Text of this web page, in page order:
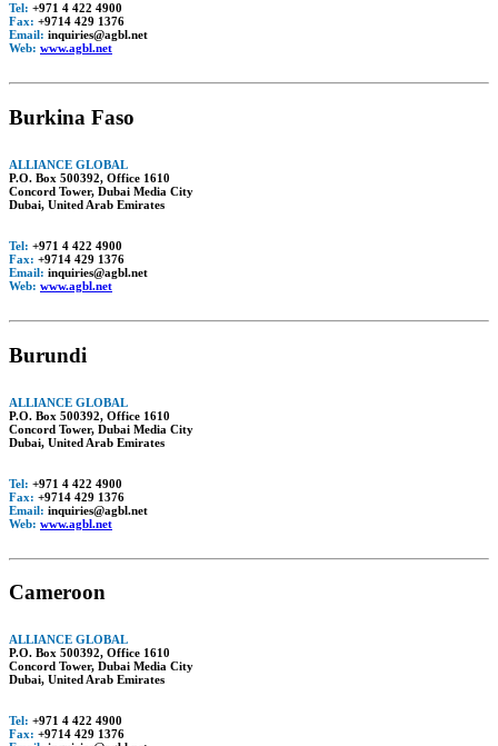
Tel: +971 4 422 4900
Fax: +9714 429 1376
Email: inquiries@agbl.net
Web: www.agbl.net
Burkina Faso
ALLIANCE GLOBAL
P.O. Box 500392, Office 1610
Concord Tower, Dubai Media City
Dubai, United Arab Emirates
Tel: +971 4 422 4900
Fax: +9714 429 1376
Email: inquiries@agbl.net
Web: www.agbl.net
Burundi
ALLIANCE GLOBAL
P.O. Box 500392, Office 1610
Concord Tower, Dubai Media City
Dubai, United Arab Emirates
Tel: +971 4 422 4900
Fax: +9714 429 1376
Email: inquiries@agbl.net
Web: www.agbl.net
Cameroon
ALLIANCE GLOBAL
P.O. Box 500392, Office 1610
Concord Tower, Dubai Media City
Dubai, United Arab Emirates
Tel: +971 4 422 4900
Fax: +9714 429 1376